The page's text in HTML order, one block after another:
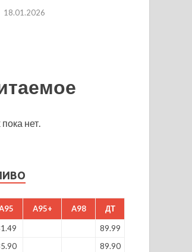
18.01.2026
нет.
A95+ A98 ДТ
89.99
89.90